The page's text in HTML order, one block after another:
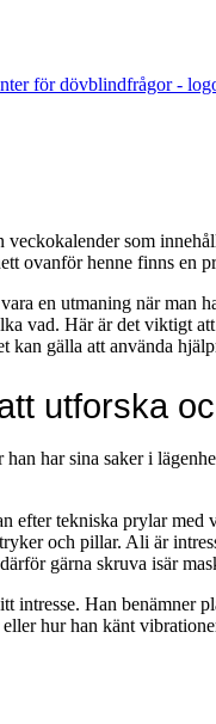
en utmaning när man
vad. Här är det viktigt
kan gälla att använda
utforska
har sina saker i
efter tekniska prylar med
och pillar. Ali är
gärna skruva isär
intresse. Han benämner
hur han känt